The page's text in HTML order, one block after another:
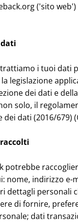
('sito
i tuoi dati
legislazione
dei dati e
solo, il
dati (2016/679)
potrebbe
nome, indirizzo e-
dettagli personali
di fornire,
dati